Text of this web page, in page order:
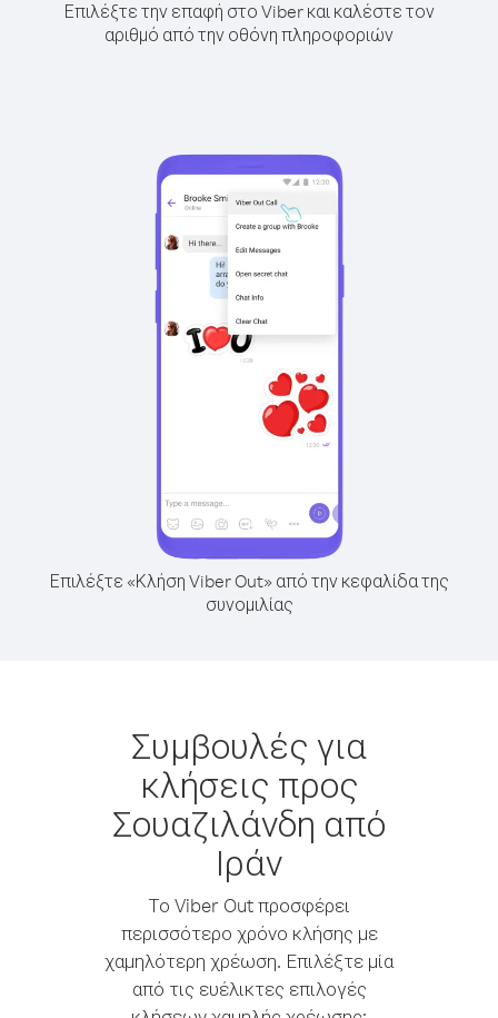
Επιλέξτε την επαφή στο Viber και καλέστε τον
αριθμό από την οθόνη πληροφοριών
Επιλέξτε «Κλήση Viber Out» από την κεφαλίδα της
συνομιλίας
Συμβουλές για
κλήσεις προς
Σουαζιλάνδη από
Ιράν
Το Viber Out προσφέρει
περισσότερο χρόνο κλήσης με
χαμηλότερη χρέωση. Επιλέξτε μία
από τις ευέλικτες επιλογές